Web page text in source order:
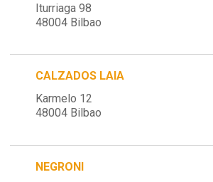
Iturriaga 98
48004 Bilbao
CALZADOS LAIA
Karmelo 12
48004 Bilbao
NEGRONI